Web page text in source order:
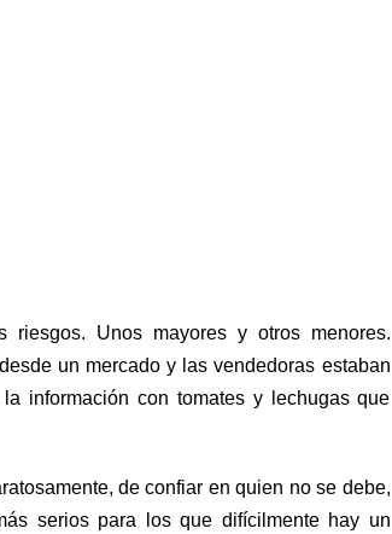
riesgos. Unos mayores y otros menores.
un mercado y las vendedoras estaban
información con tomates y lechugas que
de confiar en quien no se debe,
serios para los que difícilmente hay un